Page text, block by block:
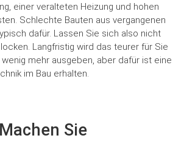
einer veralteten Heizung und hohen
Schlechte Bauten aus vergangenen
dafür. Lassen Sie sich also nicht
Langfristig wird das teurer für Sie
mehr ausgeben, aber dafür ist eine
im Bau erhalten.
Sie